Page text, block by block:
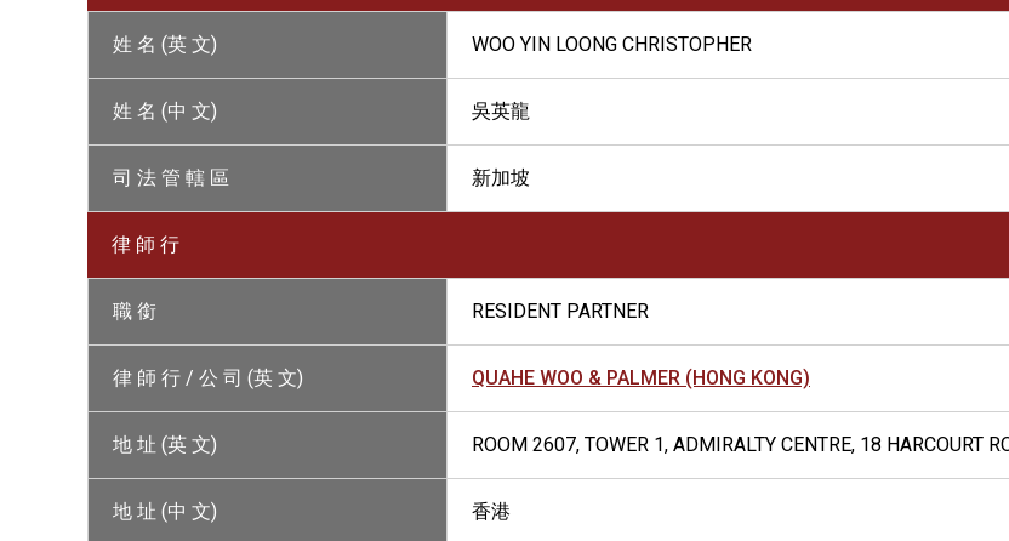
姓 名 (英 文) WOO YIN LOONG CHRISTOPHER
姓 名 (中 文) 吳英龍
司 法 管 轄 區 新加坡
律 師 行
職 銜 RESIDENT PARTNER
律 師 行 / 公 司 (英 文) QUAHE WOO & PALMER (HONG KONG)
地 址 (英 文) ROOM 2607, TOWER 1, ADMIRALTY CENTRE, 18 HARCOURT
地 址 (中 文) 香港